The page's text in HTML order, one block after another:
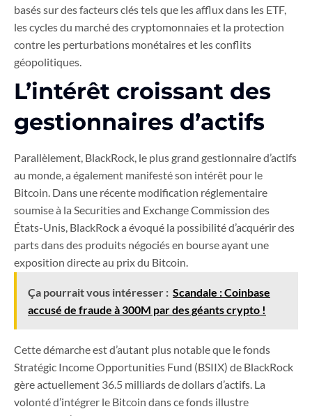
basés sur des facteurs clés tels que les afflux dans les ETF,
les cycles du marché des cryptomonnaies et la protection
contre les perturbations monétaires et les conflits
géopolitiques.
L’intérêt croissant des
gestionnaires d’actifs
Parallèlement, BlackRock, le plus grand gestionnaire d’actifs
au monde, a également manifesté son intérêt pour le
Bitcoin. Dans une récente modification réglementaire
soumise à la Securities and Exchange Commission des
États-Unis, BlackRock a évoqué la possibilité d’acquérir des
parts dans des produits négociés en bourse ayant une
exposition directe au prix du Bitcoin.
Ça pourrait vous intéresser : Scandale : Coinbase
accusé de fraude à 300M par des géants crypto !
Cette démarche est d’autant plus notable que le fonds
Stratégic Income Opportunities Fund (BSIIX) de BlackRock
gère actuellement 36.5 milliards de dollars d’actifs. La
volonté d’intégrer le Bitcoin dans ce fonds illustre